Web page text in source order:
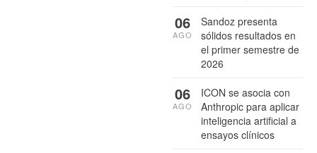
Sandoz presenta
sólidos resultados en
el primer semestre de
2026
06
AGO
ICON se asocia con
Anthropic para aplicar
inteligencia artificial a
ensayos clínicos
06
AGO